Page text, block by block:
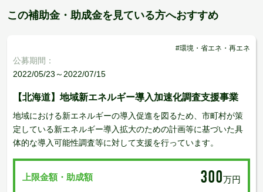
この補助金・助成金を見ている方へおすすめ
#環境・省エネ・再エネ
公募期間：
2022/05/23～2022/07/15
【北海道】地域新エネルギー導入加速化調査支援事業
地域における新エネルギーの導入促進を図るため、市町村が策
定している新エネルギー導入拡大のための計画等に基づいた具
体的な導入可能性調査等に対して支援を行っています。
上限金額・助成額 300万円